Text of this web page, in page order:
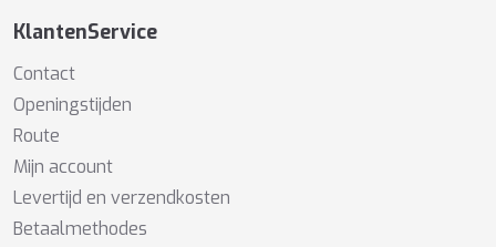
KlantenService
Contact
Openingstijden
Route
Mijn account
Levertijd en verzendkosten
Betaalmethodes